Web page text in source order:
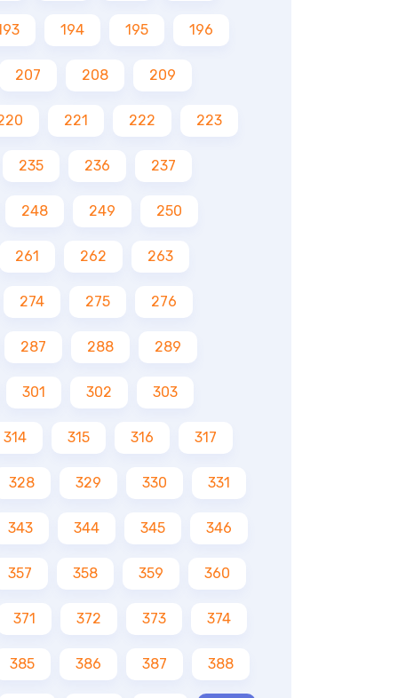
194 195 196
207 208 209
221 222 223
235 236 237
248 249 250
261 262 263
274 275 276
287 288 289
301 302 303
314 315 316 317
328 329 330 331
343 344 345 346
357 358 359 360
371 372 373 374
385 386 387 388